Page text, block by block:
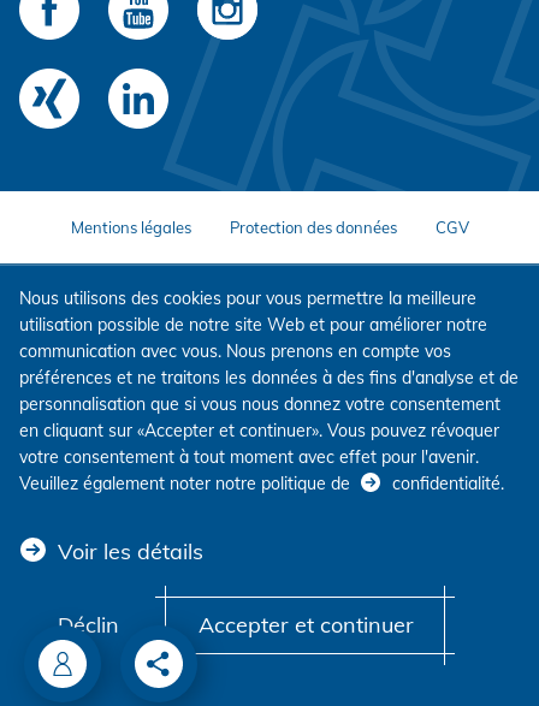
Mentions légales Protection des données CGV
Nous utilisons des cookies pour vous permettre la meilleure
utilisation possible de notre site Web et pour améliorer notre
communication avec vous. Nous prenons en compte vos
préférences et ne traitons les données à des fins d'analyse et de
personnalisation que si vous nous donnez votre consentement
en cliquant sur «Accepter et continuer». Vous pouvez révoquer
votre consentement à tout moment avec effet pour l'avenir.
Veuillez également noter notre politique de
confidentialité.
Voir les détails
Déclin Accepter et continuer